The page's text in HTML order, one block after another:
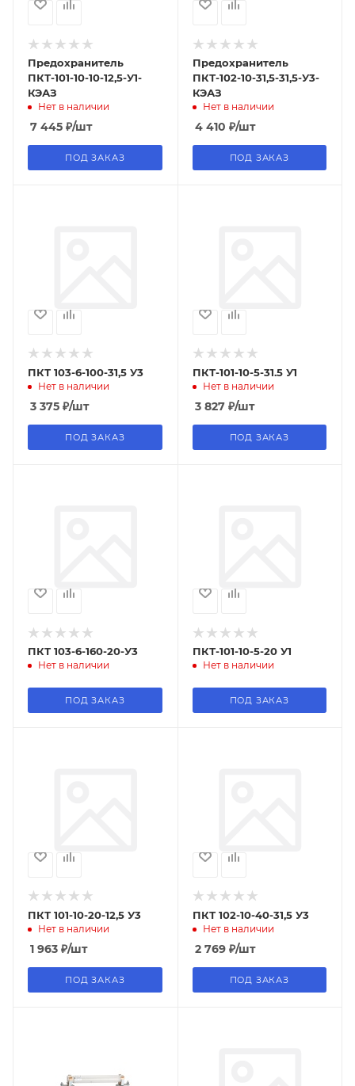
Предохранитель
ПКТ-101-10-10-12,5-У1-
КЭАЗ
Нет в наличии
7 445 ₽/шт
ПОД ЗАКАЗ
Предохранитель
ПКТ-102-10-31,5-31,5-У3-
КЭАЗ
Нет в наличии
4 410 ₽/шт
ПОД ЗАКАЗ
ПКТ 103-6-100-31,5 У3
Нет в наличии
3 375 ₽/шт
ПОД ЗАКАЗ
ПКТ-101-10-5-31.5 У1
Нет в наличии
3 827₽/шт
ПОД ЗАКАЗ
ПКТ 103-6-160-20-У3
Нет в наличии
ПОД ЗАКАЗ
ПКТ-101-10-5-20 У1
Нет в наличии
ПОД ЗАКАЗ
ПКТ 101-10-20-12,5 У3
Нет в наличии
1 963 ₽/шт
ПОД ЗАКАЗ
ПКТ 102-10-40-31,5 У3
Нет в наличии
2 769₽/шт
ПОД ЗАКАЗ